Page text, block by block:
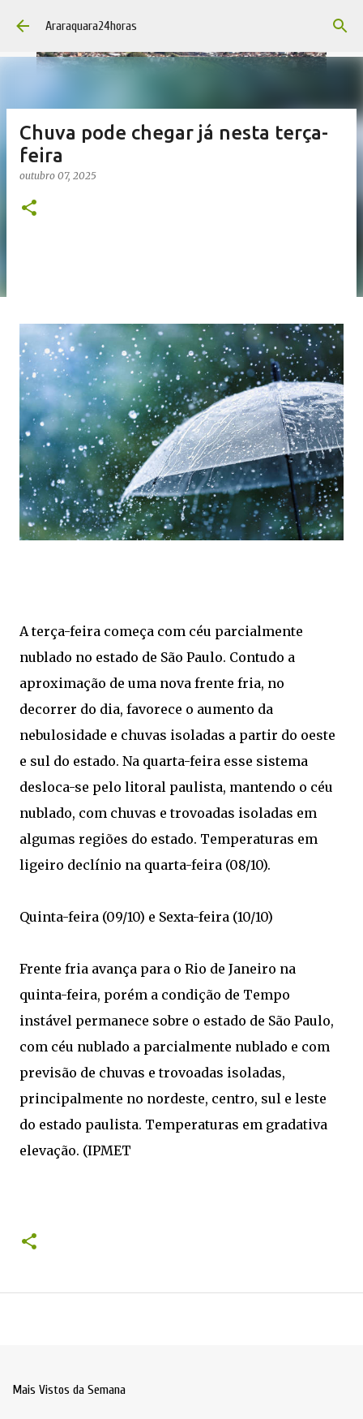
Pular para o conteúdo principal
Araraquara24horas
Chuva pode chegar já nesta terça-
feira
outubro 07, 2025
A terça-feira começa com céu parcialmente
nublado no estado de São Paulo. Contudo a
aproximação de uma nova frente fria, no
decorrer do dia, favorece o aumento da
nebulosidade e chuvas isoladas a partir do oeste
e sul do estado. Na quarta-feira esse sistema
desloca-se pelo litoral paulista, mantendo o céu
nublado, com chuvas e trovoadas isoladas em
algumas regiões do estado. Temperaturas em
ligeiro declínio na quarta-feira (08/10).
Quinta-feira (09/10) e Sexta-feira (10/10)
Frente fria avança para o Rio de Janeiro na
quinta-feira, porém a condição de Tempo
instável permanece sobre o estado de São Paulo,
com céu nublado a parcialmente nublado e com
previsão de chuvas e trovoadas isoladas,
principalmente no nordeste, centro, sul e leste
do estado paulista. Temperaturas em gradativa
elevação. (IPMET
Mais Vistos da Semana